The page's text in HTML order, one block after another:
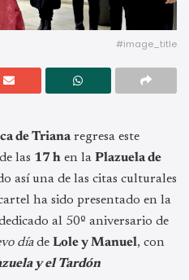
#image_title
de Triana regresa este
las 17 h en la Plazuela de
así una de las citas culturales
ha sido presentado en la
al 50º aniversario de
díade Lole y Manuel, con
y el Tardón